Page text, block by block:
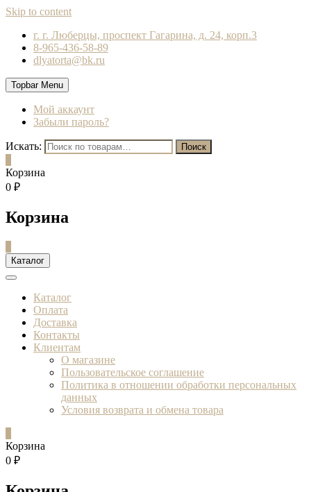
Skip to content
г. г. Люберцы, проспект Гагарина, д. 24, корп.3
8-965-436-58-89
dlyatorta@bk.ru
Topbar Menu
Мой аккаунт
Забыли пароль?
Искать: Поиск
Корзина
0 ₽
Корзина
Каталог
Каталог
Оплата
Доставка
Контакты
Клиентам
О магазине
Пользовательское соглашение
Политика в отношении обработки персональных
данных
Условия возврата и обмена товара
Корзина
0 ₽